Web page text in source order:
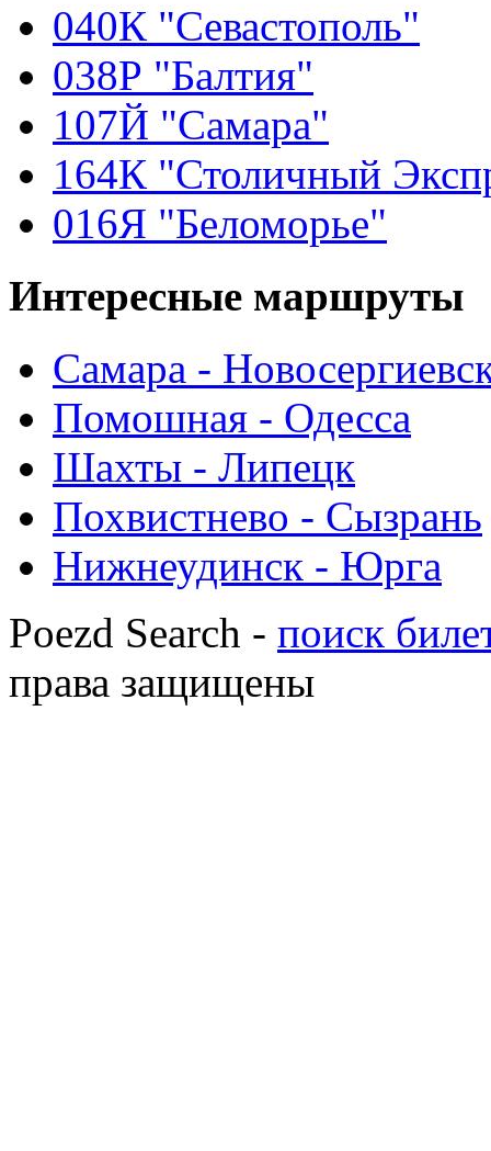
040К "Севастополь"
038Р "Балтия"
107Й "Самара"
164К "Столичный
016Я "Беломорье"
Интересные маршруты
Самара -
Помошная - Одесса
Шахты - Липецк
Похвистнево - Сызрань
Нижнеудинск - Юрга
Poezd Search - поиск
права защищены